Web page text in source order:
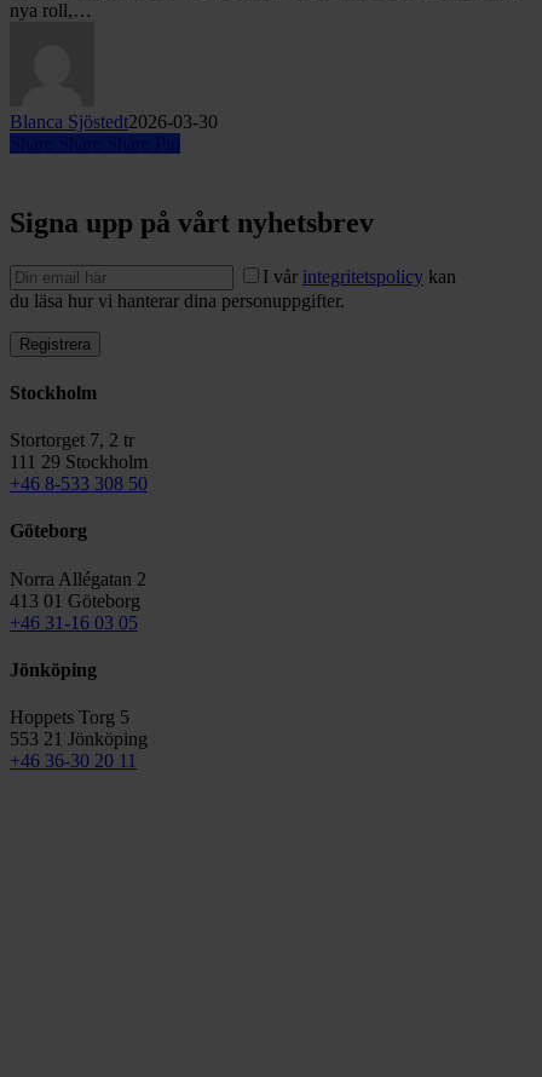
nya roll,…
Blanca Sjöstedt2026-03-30
Signa upp på vårt nyhetsbrev
I vår integritetspolicy kan
du läsa hur vi hanterar dina personuppgifter.
Stockholm
Stortorget 7, 2 tr
111 29 Stockholm
+46 8-533 308 50
Göteborg
Norra Allégatan 2
413 01 Göteborg
+46 31-16 03 05
Jönköping
Hoppets Torg 5
553 21 Jönköping
+46 36-30 20 11